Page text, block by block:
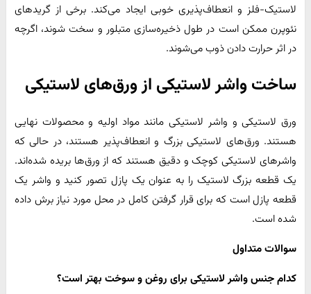
لاستیک-فلز و انعطاف‌پذیری خوبی ایجاد می‌کند. برخی از گریدهای
نئوپرن ممکن است در طول ذخیره‌سازی متبلور و سخت شوند، اگرچه
در اثر حرارت دادن ذوب می‌شوند.
ساخت واشر لاستیکی از ورق‌های لاستیکی
ورق لاستیکی و واشر لاستیکی مانند مواد اولیه و محصولات نهایی
هستند. ورق‌های لاستیکی بزرگ و انعطاف‌پذیر هستند، در حالی که
واشرهای لاستیکی کوچک و دقیق هستند که از ورق‌ها بریده شده‌اند.
یک قطعه بزرگ لاستیک را به عنوان یک پازل تصور کنید و واشر یک
قطعه پازل است که برای قرار گرفتن کامل در محل مورد نیاز برش داده
شده است.
سوالات متداول
کدام جنس واشر لاستیکی برای روغن و سوخت بهتر است؟